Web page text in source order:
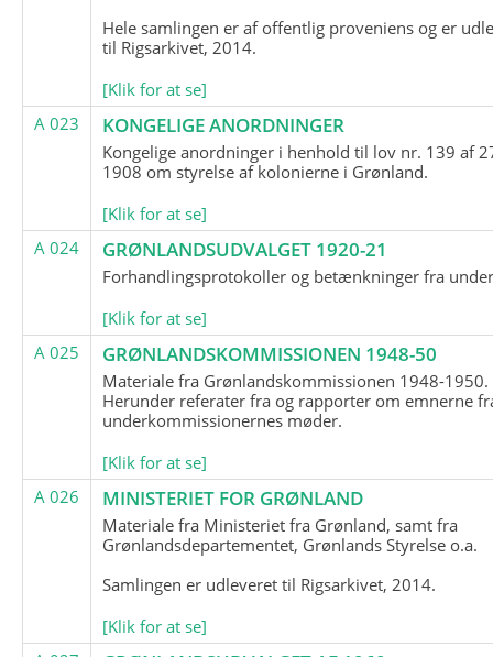
Hele samlingen er af offentlig proveniens og er
til Rigsarkivet, 2014.
[Klik for at se]
A 023
KONGELIGE ANORDNINGER
Kongelige anordninger i henhold til lov nr. 139 af
1908 om styrelse af kolonierne i Grønland.
[Klik for at se]
A 024
GRØNLANDSUDVALGET 1920-21
Forhandlingsprotokoller og betænkninger fra
[Klik for at se]
A 025
GRØNLANDSKOMMISSIONEN 1948-50
Materiale fra Grønlandskommissionen 1948-1950.
Herunder referater fra og rapporter om emnerne
underkommissionernes møder.
[Klik for at se]
A 026
MINISTERIET FOR GRØNLAND
Materiale fra Ministeriet fra Grønland, samt fra
Grønlandsdepartementet, Grønlands Styrelse o.a.
Samlingen er udleveret til Rigsarkivet, 2014.
[Klik for at se]